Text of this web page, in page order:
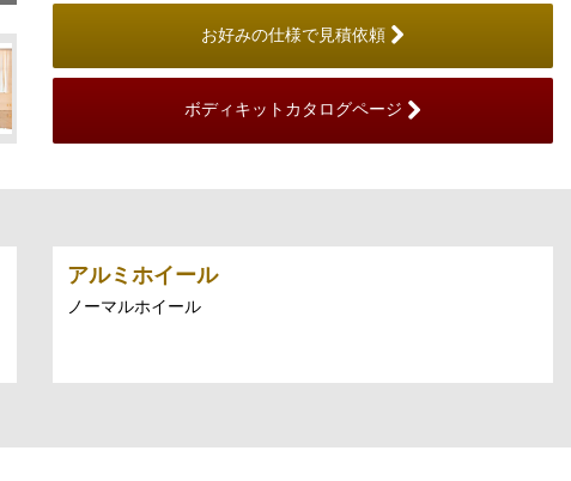
お好みの仕様で見積依頼
ボディキットカタログページ
アルミホイール
ノーマルホイール